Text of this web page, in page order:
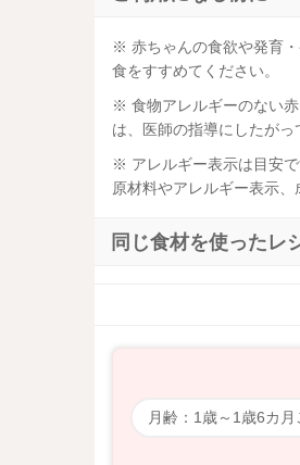
※ 赤ちゃんの食欲や発育
食をすすめてください。
※ 食物アレルギーのない
は、医師の指導にしたがっ
※ アレルギー表示は目安
原材料やアレルギー表示、
同じ食材を使ったレ